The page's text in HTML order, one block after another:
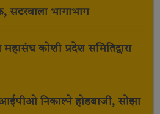
सटरवाला भागाभाग
कोशी प्रदेश समितिद्वारा
आईपीओ निकाल्ने होडबाजी, सोझा